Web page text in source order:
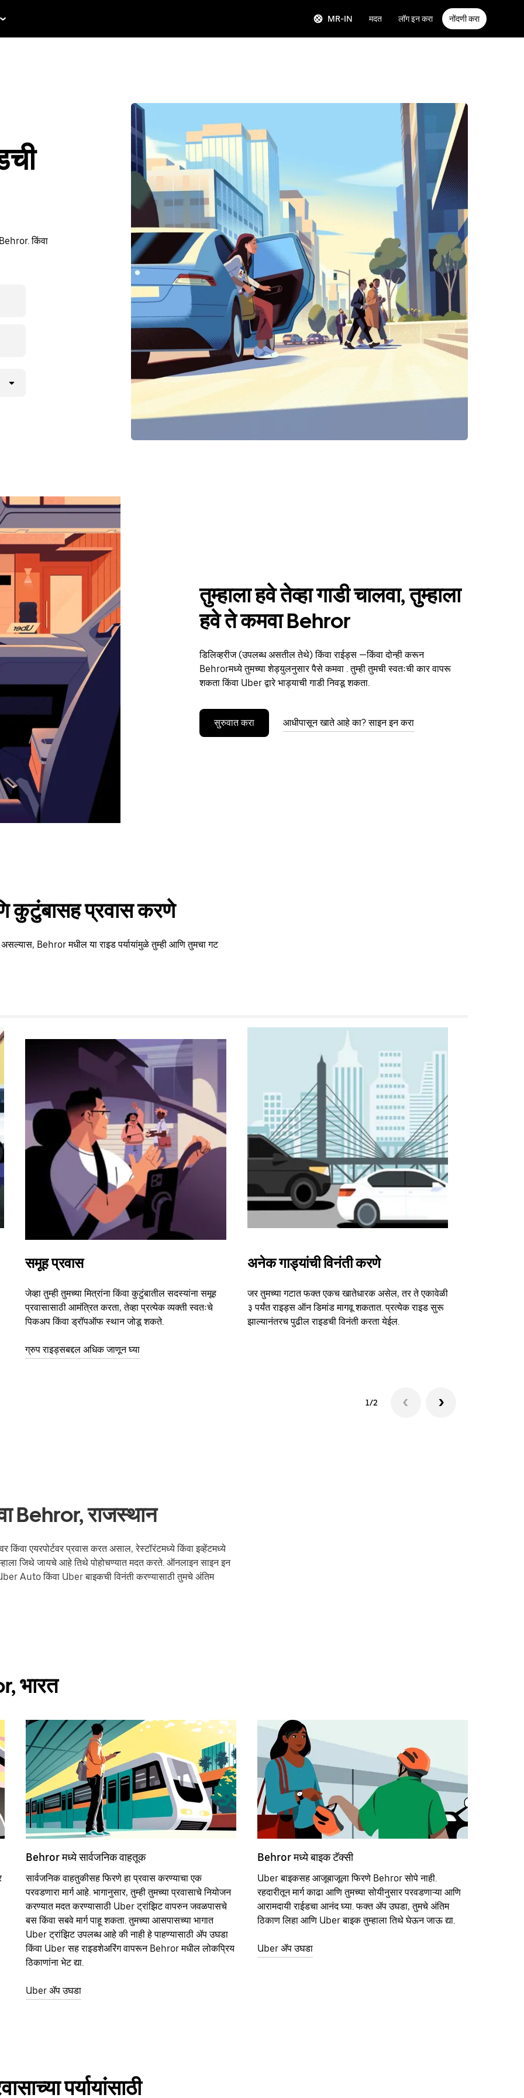
MR-IN मदत लॉग इन करा नोंदणी करा
किंवा
तुम्हाला हवे तेव्हा गाडी चालवा, तुम्हाला
हवे ते कमवा Behror
डिलिव्हरीज (उपलब्ध असतील तेथे) किंवा राईड्स —किंवा दोन्ही करून
Behrorमध्ये तुमच्या शेड्युलनुसार पैसे कमवा . तुम्ही तुमची स्वतःची कार वापरू
शकता किंवा Uber द्वारे भाड्याची गाडी निवडू शकता.
सुरुवात करा आधीपासून खाते आहे का? साइन इन करा
कुटुंबासह प्रवास करणे
Behror मधील या राइड पर्यायांमुळे तुम्ही आणि तुमचा गट
समूह प्रवास
जेव्हा तुम्ही तुमच्या मित्रांना किंवा कुटुंबातील सदस्यांना समूह
प्रवासासाठी आमंत्रित करता, तेव्हा प्रत्येक व्यक्ती स्वतःचे
पिकअप किंवा ड्रॉपऑफ स्थान जोडू शकते.
ग्रुप राइड्सबद्दल अधिक जाणून घ्या
अनेक गाड्यांची विनंती करणे
जर तुमच्या गटात फक्त एकच खातेधारक असेल, तर ते एकावेळी
३ पर्यंत राइड्स ऑन डिमांड मागवू शकतात. प्रत्येक राइड सुरू
झाल्यानंतरच पुढील राइडची विनंती करता येईल.
1/2
Behror, राजस्थान
एयरपोर्टवर प्रवास करत असाल, रेस्टॉरंटमध्ये किंवा इव्हेंटमध्ये
जिथे जायचे आहे तिथे पोहोचण्यात मदत करते. ऑनलाइन साइन इन
Auto किंवा Uber बाइकची विनंती करण्यासाठी तुमचे अंतिम
भारत
Behror मध्ये सार्वजनिक वाहतूक
सार्वजनिक वाहतुकीसह फिरणे हा प्रवास करण्याचा एक
परवडणारा मार्ग आहे. भागानुसार, तुम्ही तुमच्या प्रवासाचे नियोजन
करण्यात मदत करण्यासाठी Uber ट्रांझिट वापरुन जवळपासचे
बस किंवा सबवे मार्ग पाहू शकता. तुमच्या आसपासच्या भागात
Uber ट्रांझिट उपलब्ध आहे की नाही हे पाहण्यासाठी ॲप उघडा
किंवा Uber सह राइडशेअरिंग वापरून Behror मधील लोकप्रिय
ठिकाणांना भेट द्या.
Uber ॲप उघडा
Behror मध्ये बाइक टॅक्सी
Uber बाइकसह आजूबाजूला फिरणे Behror सोपे नाही.
रहदारीतून मार्ग काढा आणि तुमच्या सोयीनुसार परवडणाऱ्या आणि
आरामदायी राईडचा आनंद घ्या. फक्त ॲप उघडा, तुमचे अंतिम
ठिकाण लिहा आणि Uber बाइक तुम्हाला तिथे घेऊन जाऊ द्या.
Uber ॲप उघडा
पर्यायांसाठी